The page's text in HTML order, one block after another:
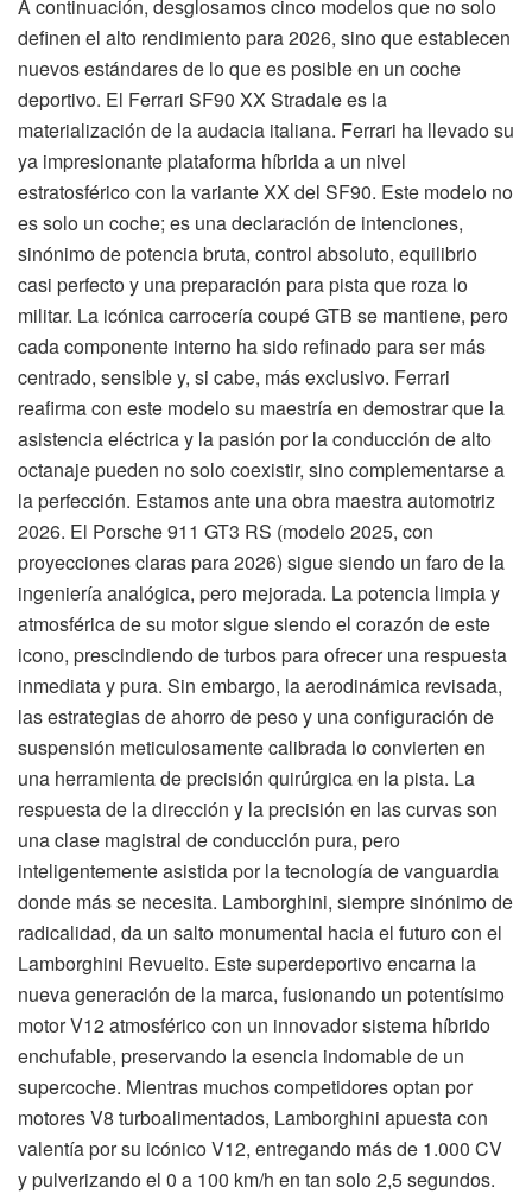
A continuación, desglosamos cinco modelos que no solo
definen el alto rendimiento para 2026, sino que establecen
nuevos estándares de lo que es posible en un coche
deportivo. El Ferrari SF90 XX Stradale es la
materialización de la audacia italiana. Ferrari ha llevado su
ya impresionante plataforma híbrida a un nivel
estratosférico con la variante XX del SF90. Este modelo no
es solo un coche; es una declaración de intenciones,
sinónimo de potencia bruta, control absoluto, equilibrio
casi perfecto y una preparación para pista que roza lo
militar. La icónica carrocería coupé GTB se mantiene, pero
cada componente interno ha sido refinado para ser más
centrado, sensible y, si cabe, más exclusivo. Ferrari
reafirma con este modelo su maestría en demostrar que la
asistencia eléctrica y la pasión por la conducción de alto
octanaje pueden no solo coexistir, sino complementarse a
la perfección. Estamos ante una obra maestra automotriz
2026. El Porsche 911 GT3 RS (modelo 2025, con
proyecciones claras para 2026) sigue siendo un faro de la
ingeniería analógica, pero mejorada. La potencia limpia y
atmosférica de su motor sigue siendo el corazón de este
icono, prescindiendo de turbos para ofrecer una respuesta
inmediata y pura. Sin embargo, la aerodinámica revisada,
las estrategias de ahorro de peso y una configuración de
suspensión meticulosamente calibrada lo convierten en
una herramienta de precisión quirúrgica en la pista. La
respuesta de la dirección y la precisión en las curvas son
una clase magistral de conducción pura, pero
inteligentemente asistida por la tecnología de vanguardia
donde más se necesita. Lamborghini, siempre sinónimo de
radicalidad, da un salto monumental hacia el futuro con el
Lamborghini Revuelto. Este superdeportivo encarna la
nueva generación de la marca, fusionando un potentísimo
motor V12 atmosférico con un innovador sistema híbrido
enchufable, preservando la esencia indomable de un
supercoche. Mientras muchos competidores optan por
motores V8 turboalimentados, Lamborghini apuesta con
valentía por su icónico V12, entregando más de 1.000 CV
y pulverizando el 0 a 100 km/h en tan solo 2,5 segundos.